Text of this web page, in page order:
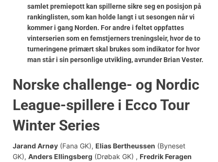
samlet premiepott kan spillerne sikre seg en posisjon på
rankinglisten, som kan holde langt i ut sesongen når vi
kommer i gang Norden. For andre i feltet oppfattes
vinterserien som en femstjerners treningsleir, hvor de to
turneringene primært skal brukes som indikator for hvor
man står i sin personlige utvikling, avrunder Brian Vester.
Norske challenge- og Nordic
League-spillere i Ecco Tour
Winter Series
Jarand Arnøy (Fana GK), Elias Bertheussen (Byneset
GK), Anders Ellingsberg (Drøbak GK) , Fredrik Feragen